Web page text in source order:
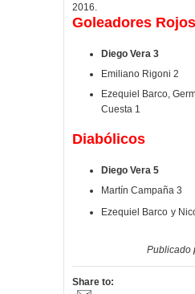
2016.
Goleadores Rojos
Diego Vera 3
Emiliano Rigoni 2
Ezequiel Barco,
Cuesta 1
Diabólicos
Diego Vera 5
Martín Campaña 3
Ezequiel Barco y
Publicado
Share to: